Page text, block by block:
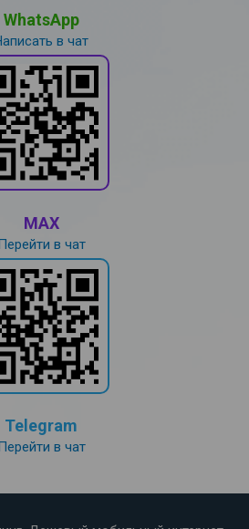
WhatsApp
в чат
MAX
в чат
Telegram
Перейти в чат